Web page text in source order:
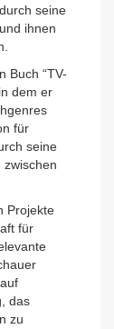
seine
ihnen
Buch “TV-
dem er
für
seine
zwischen
Projekte
für
das
zu